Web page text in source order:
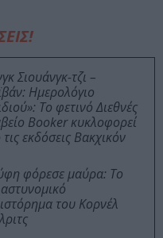
Σιουάνγκ-τζι –
Ημερολόγιο
Το φετινό Διεθνές
Booker κυκλοφορεί
εκδόσεις Βακχικόν
φόρεσε μαύρα: Το
του Κορνέλ